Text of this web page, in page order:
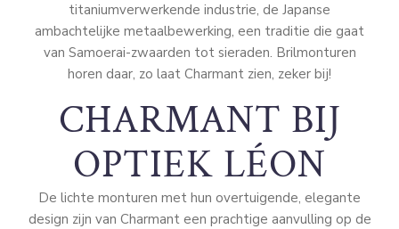
titaniumverwerkende industrie, de Japanse
ambachtelijke metaalbewerking, een traditie die gaat
van Samoerai-zwaarden tot sieraden. Brilmonturen
horen daar, zo laat Charmant zien, zeker bij!
CHARMANT BIJ
OPTIEK LÉON
De lichte monturen met hun overtuigende, elegante
design zijn van Charmant een prachtige aanvulling op de